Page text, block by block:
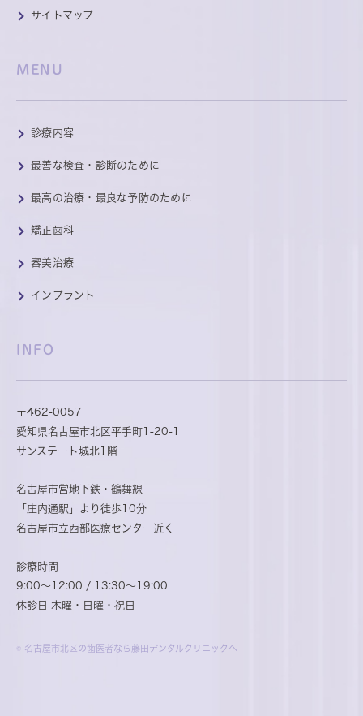
サイトマップ
MENU
診療内容
最善な検査・診断のために
最高の治療・最良な予防のために
矯正歯科
審美治療
インプラント
INFO
〒462-0057
愛知県名古屋市北区平手町1-20-1
サンステート城北1階
名古屋市営地下鉄・鶴舞線
「庄内通駅」より徒歩10分
名古屋市立西部医療センター近く
診療時間
9:00～12:00 / 13:30～19:00
休診日 木曜・日曜・祝日
© 名古屋市北区の歯医者なら藤田デンタルクリニックへ